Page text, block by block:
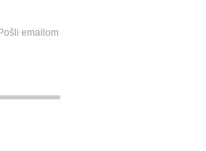
Pošli emailom